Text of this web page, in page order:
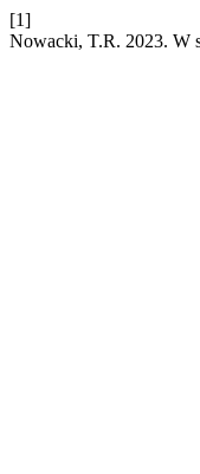
[1]
Nowacki, T.R. 2023. W